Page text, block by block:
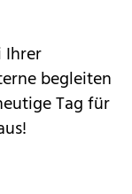
Ihrer
begleiten
Tag für